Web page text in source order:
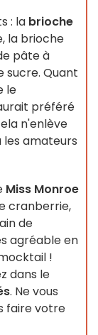
: la brioche
la brioche
pâte à
sucre. Quant
le
préféré
n'enlève
les amateurs
Miss Monroe
cranberrie,
de
agréable en
!
dans le
. Ne vous
faire votre